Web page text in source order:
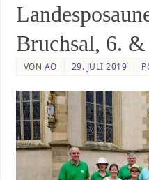
Bruchsal, 6.
VON AO 29. JULI 2019